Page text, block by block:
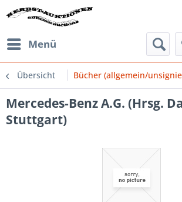
Menü
Übersicht Bücher (allgemein/
Mercedes-Benz A.G. (Hrsg.
Stuttgart)